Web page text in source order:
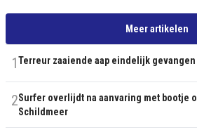
Meer artikelen
1Terreur zaaiende aap eindelijk gevangen
2Surfer overlijdt na aanvaring met bootje
Schildmeer